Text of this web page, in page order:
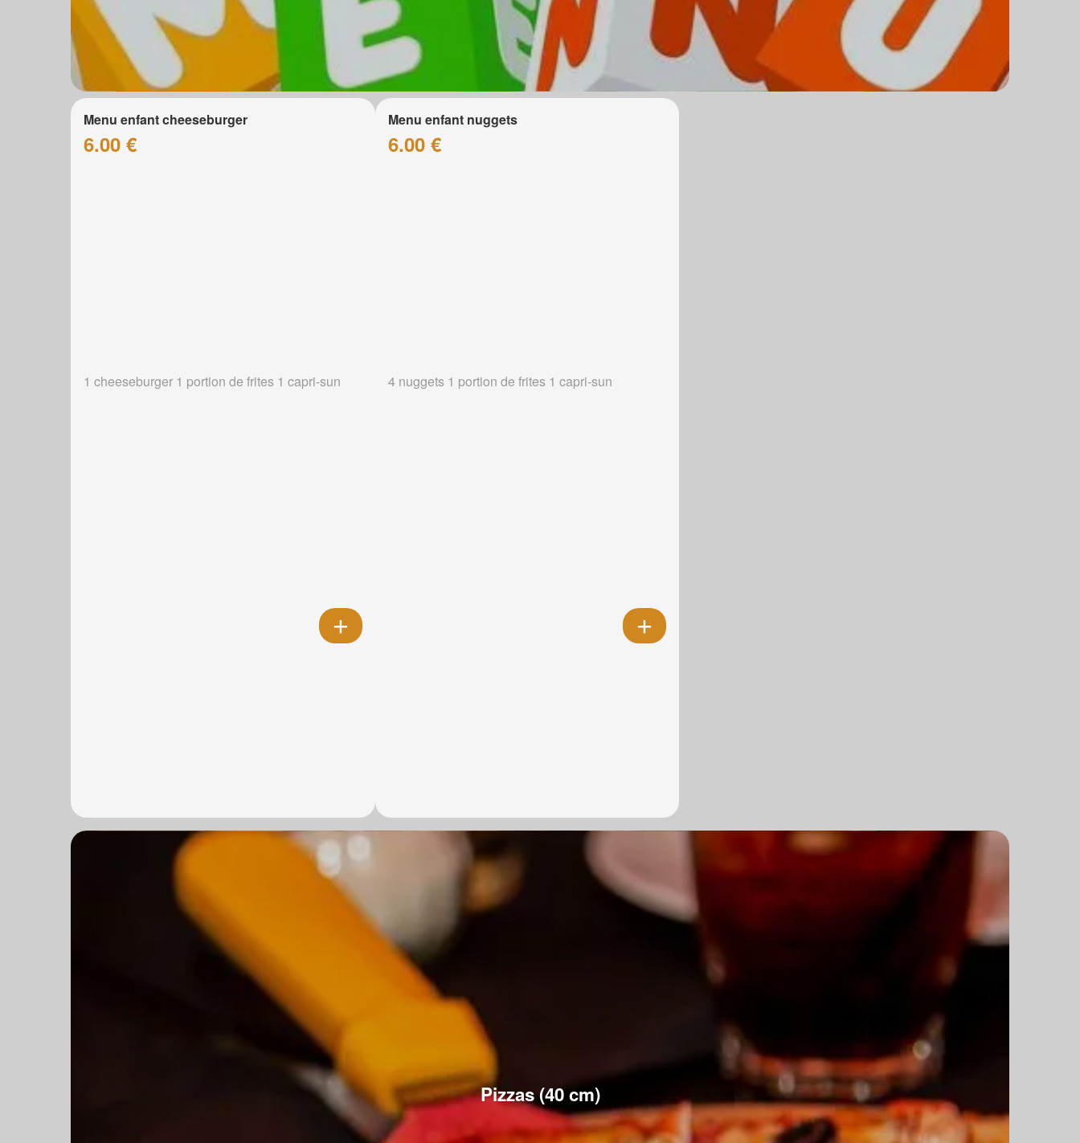
Menu enfant cheeseburger
6.00 €
1 cheeseburger 1 portion de frites 1 capri-sun
Menu enfant nuggets
6.00 €
4 nuggets 1 portion de frites 1 capri-sun
Pizzas (40 cm)